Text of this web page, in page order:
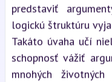
predstaviť
logickú štruktúru
Takáto úvaha učí
schopnosť vážiť
mnohých